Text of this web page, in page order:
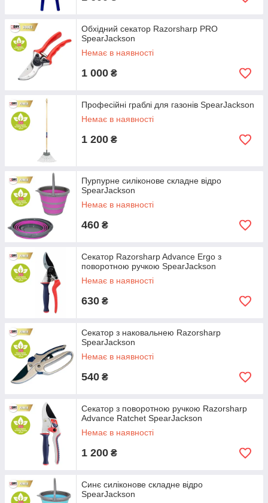
Обхідний секатор Razorsharp PRO
SpearJackson
Немає в наявності
1 000 ₴
Професійні граблі для газонів SpearJackson
Немає в наявності
1 200 ₴
Пурпурне силіконове складне відро
SpearJackson
Немає в наявності
460 ₴
Секатор Razorsharp Advance Ergo з
поворотною ручкою SpearJackson
Немає в наявності
630 ₴
Секатор з наковальнею Razorsharp
SpearJackson
Немає в наявності
540 ₴
Секатор з поворотною ручкою Razorsharp
Advance Ratchet SpearJackson
Немає в наявності
1 200 ₴
Синє силіконове складне відро
SpearJackson